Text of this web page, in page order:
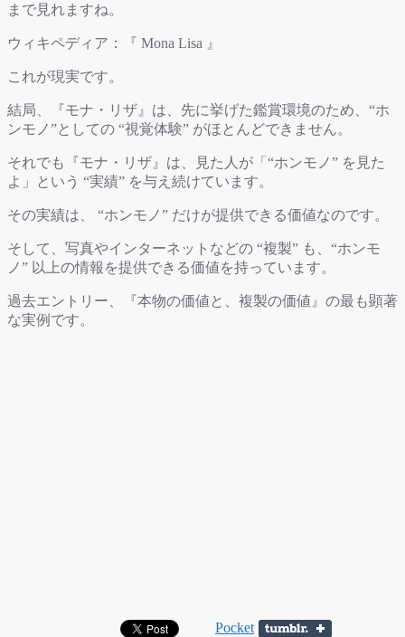
まで見れますね。
ウィキペディア：『 Mona Lisa 』
これが現実です。
結局、『モナ・リザ』は、先に挙げた鑑賞環境のため、“ホ
ンモノ”としての “視覚体験” がほとんどできません。
それでも『モナ・リザ』は、見た人が「“ホンモノ” を見た
よ」という “実績” を与え続けています。
その実績は、 “ホンモノ” だけが提供できる価値なのです。
そして、写真やインターネットなどの “複製” も、“ホンモ
ノ” 以上の情報を提供できる価値を持っています。
過去エントリー、『本物の価値と、複製の価値』の最も顕著
な実例です。
Pocket